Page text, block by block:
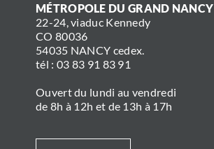
MÉTROPOLE DU GRAND NANCY
22-24, viaduc Kennedy
CO 80036
54035 NANCY cedex.
tél : 03 83 91 83 91
Ouvert du lundi au vendredi
de 8h à 12h et de 13h à 17h